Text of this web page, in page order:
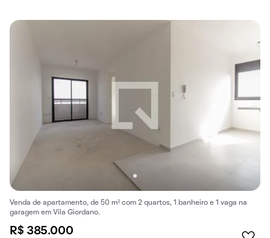
Venda de apartamento, de 50 m² com 2 quartos, 1 banheiro e 1 vaga na
garagem em Vila Giordano.
R$ 385.000